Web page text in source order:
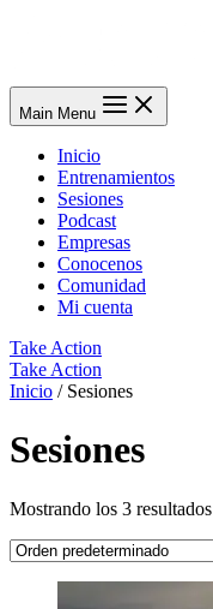
Main Menu
Inicio
Entrenamientos
Sesiones
Podcast
Empresas
Conocenos
Comunidad
Mi cuenta
Take Action
Take Action
Inicio / Sesiones
Sesiones
Mostrando los 3 resultados